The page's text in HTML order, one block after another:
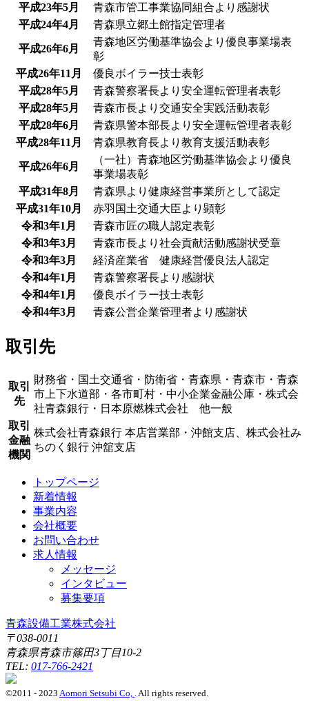
平成23年5月
青森市管工事業協同組合より感謝状
平成24年4月
青森県立郷土館指定管理者
平成26年6月
青森地区労働基準協会より優良事業場表
彰
平成26年11月
優良ボイラー技士表彰
平成28年5月
青森警察署長より安全運転管理者表彰
平成28年5月
青森市長より交通安全実践活動表彰
平成28年6月
青森県警本部長より安全運転管理者表彰
平成28年11月
青森県教育長より教育支援活動表彰
平成26年6月
（一社）青森地区労働基準協会より優良
事業場表彰
平成31年8月
青森県より健康経営事業所として認定
平成31年10月
赤羽国土交通大臣より顕彰
令和3年1月
青森市匠の職人認定表彰
令和3年3月
青森市長より社会貢献活動感謝状受章
令和3年3月
経済産業省 健康経営優良法人認定
令和4年1月
青森警察署長より感謝状
令和4年1月
優良ボイラー技士表彰
令和4年3月
青森公営企業管理者より感謝状
取引先
取引
先
財務省・国土交通省・防衛省・青森県・青森市・青森
市上下水道部・各市町村・中小企業金融公庫・株式会
社青森銀行・日本原燃株式会社 他一般
取引
金融
機関
株式会社青森銀行 本店営業部・沖館支店、株式会社み
ちのく銀行 沖舘支店
トップページ
新着情報
事業内容
会社概要
お問い合わせ
求人情報
メッセージ
インタビュー
募集要項
青森設備工業株式会社
〒038-0011
青森県青森市篠田3丁目10-2
TEL: 017-766-2421
©2011 - 2023 Aomori Setsubi Co, . All rights reserved.